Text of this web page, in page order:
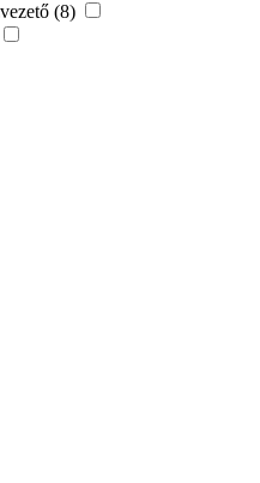
(8)